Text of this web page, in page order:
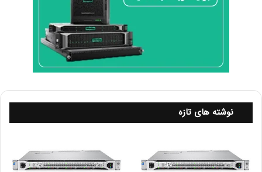
یک مودم از طریق ارائه‌دهنده خدمات اینترنت، امکان
دسترسی کسب و کار شما را به اینترنت فراهم می کند. اما
روتر دستگاه های دیگر به ویژه خود مودم را در یک شبکه به
هم وصل می نماید. استفاده از یک روتر در خانه یا محل کار
ها را از یک مکان به مکان دیگر انتقال دهند.
روترهای سیمی
نوشته های تازه